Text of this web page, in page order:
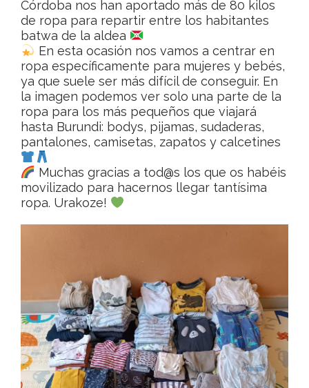
Córdoba nos han aportado más de 80 kilos
de ropa para repartir entre los habitantes
batwa de la aldea
En esta ocasión nos vamos a centrar en
ropa específicamente para mujeres y bebés,
ya que suele ser más difícil de conseguir. En
la imagen podemos ver solo una parte de la
ropa para los más pequeños que viajará
hasta Burundi: bodys, pijamas, sudaderas,
pantalones, camisetas, zapatos y calcetines
Muchas gracias a tod@s los que os habéis
movilizado para hacernos llegar tantísima
ropa. Urakoze!